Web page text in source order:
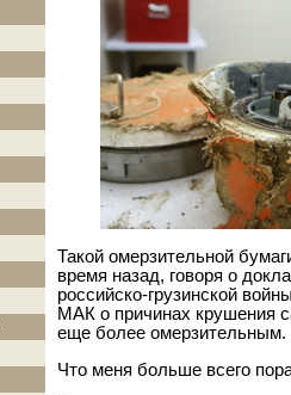
Такой омерзительной
время назад, говоря о
российско-грузинской
МАК о причинах крушения
еще более омерзительным.
Что меня больше всего